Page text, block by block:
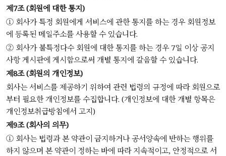
제7조 (회원에 대한 통지)
① 회사가 특정 회원에게 서비스에 관한 통지를 하는 경우 회원정보
에 등록된 메일주소를 사용할 수 있습니다.
② 회사가 불특정다수 회원에 대한 통지를 하는 경우 7일 이상 공지
사항 게시판에 게시함으로써 개별 통지에 갈음할 수 있습니다.
제8조 (회원의 개인정보)
회사는 서비스를 제공하기 위하여 관련 법령의 규정에 따라 회원으로
부터 필요한 개인정보를 수집합니다. (개인정보에 대한 개별 항목은
개인정보취급방침에서 고지)
제9조 (회사의 의무)
① 회사는 법령과 본 약관이 금지하거나 공서양속에 반하는 행위를
하지 않으며 본 약관이 정하는 바에 따라 지속적이고, 안정적으로 서